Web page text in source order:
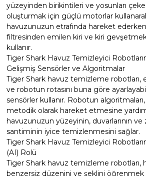
yüzeyinden birikintileri ve yosunları
oluşturmak için güçlü motorlar
havuzunuzun etrafında hareket
filtresinden emilen kiri ve kiri gevşetmek
kullanır.
Tiger Shark Havuz Temizleyici
Gelişmiş Sensörler ve Algoritmalar
Tiger Shark havuz temizleme robotları,
ve robotun rotasını buna göre
sensörler kullanır. Robotun
metodik olarak hareket etmesine
havuzunuzun yüzeyinin, duvarlarının
santiminin iyice temizlenmesini sağlar.
Tiger Shark Havuz Temizleyici
(AI) Rolü
Tiger Shark havuz temizleme robotları,
benzersiz düzenini ve şeklini öğrenmek